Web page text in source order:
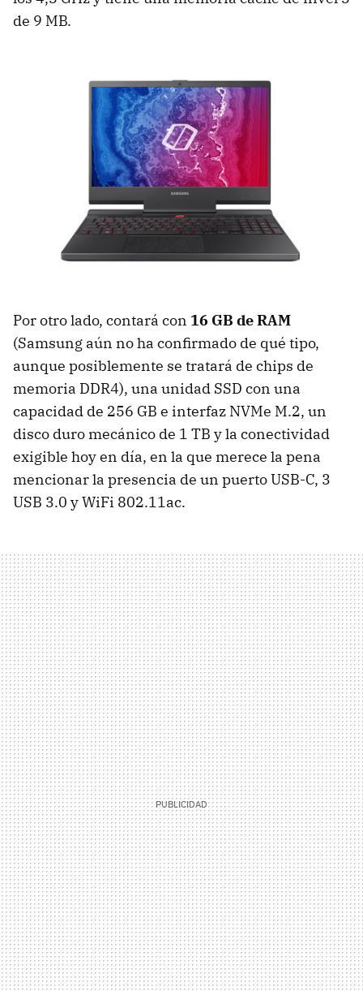
de 9 MB.
Por otro lado, contará con 16 GB de RAM
(Samsung aún no ha confirmado de qué tipo,
aunque posiblemente se tratará de chips de
memoria DDR4), una unidad SSD con una
capacidad de 256 GB e interfaz NVMe M.2, un
disco duro mecánico de 1 TB y la conectividad
exigible hoy en día, en la que merece la pena
mencionar la presencia de un puerto USB-C, 3
USB 3.0 y WiFi 802.11ac.